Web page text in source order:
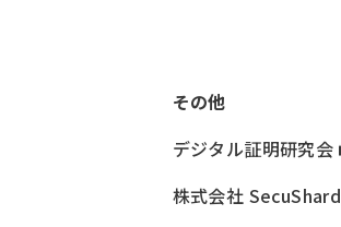
その他
デジタル証明研究会
株式会社 SecuShard